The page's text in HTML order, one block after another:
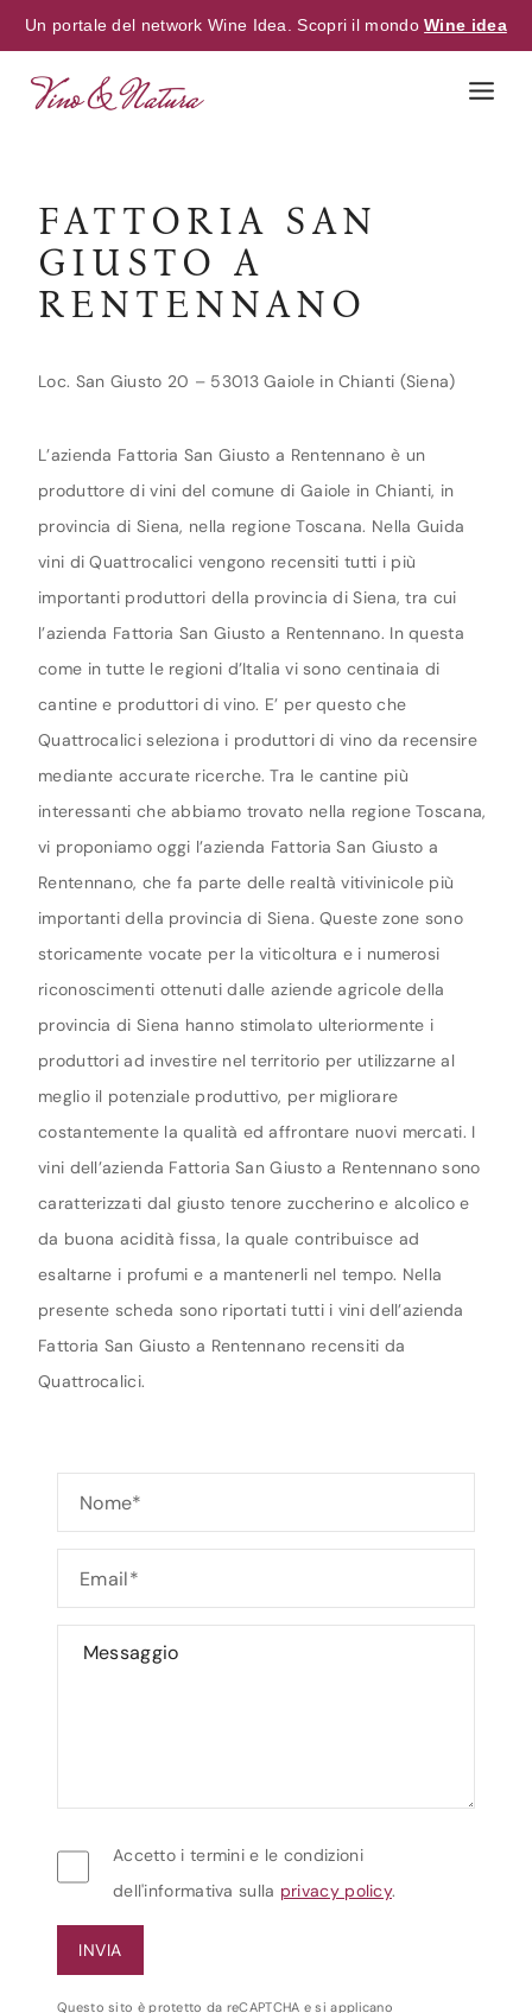
Un portale del network Wine Idea. Scopri il mondoWine idea
FATTORIA SAN
GIUSTO A
RENTENNANO
Loc. San Giusto 20 – 53013 Gaiole in Chianti (Siena)
L’azienda Fattoria San Giusto a Rentennano è un
produttore di vini del comune di Gaiole in Chianti, in
provincia di Siena, nella regione Toscana. Nella Guida
vini di Quattrocalici vengono recensiti tutti i più
importanti produttori della provincia di Siena, tra cui
l’azienda Fattoria San Giusto a Rentennano. In questa
come in tutte le regioni d’Italia vi sono centinaia di
cantine e produttori di vino. E’ per questo che
Quattrocalici seleziona i produttori di vino da recensire
mediante accurate ricerche. Tra le cantine più
interessanti che abbiamo trovato nella regione Toscana,
vi proponiamo oggi l’azienda Fattoria San Giusto a
Rentennano, che fa parte delle realtà vitivinicole più
importanti della provincia di Siena. Queste zone sono
storicamente vocate per la viticoltura e i numerosi
riconoscimenti ottenuti dalle aziende agricole della
provincia di Siena hanno stimolato ulteriormente i
produttori ad investire nel territorio per utilizzarne al
meglio il potenziale produttivo, per migliorare
costantemente la qualità ed affrontare nuovi mercati. I
vini dell’azienda Fattoria San Giusto a Rentennano sono
caratterizzati dal giusto tenore zuccherino e alcolico e
da buona acidità fissa, la quale contribuisce ad
esaltarne i profumi e a mantenerli nel tempo. Nella
presente scheda sono riportati tutti i vini dell’azienda
Fattoria San Giusto a Rentennano recensiti da
Quattrocalici.
Accetto i termini e le condizioni
dell'informativa sulla privacy policy.
Questo sito è protetto da reCAPTCHA e si applicano